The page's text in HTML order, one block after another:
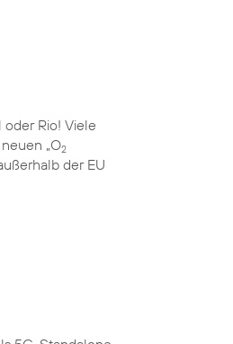
Rio! Viele
„O2
der EU